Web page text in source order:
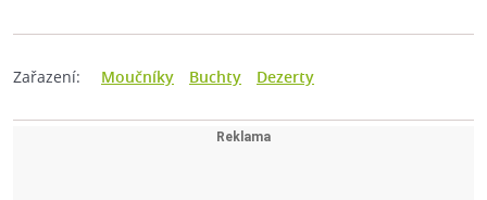
Zařazení: Moučníky Buchty Dezerty